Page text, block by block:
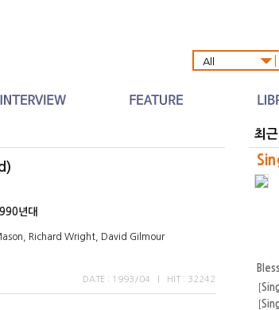
All
년대
Richard Wright, David Gilmour
DATE : 1993/04 HIT : 32242
최
[
[